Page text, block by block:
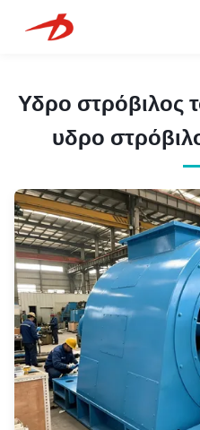
Υδρο στρόβιλος
υδρο